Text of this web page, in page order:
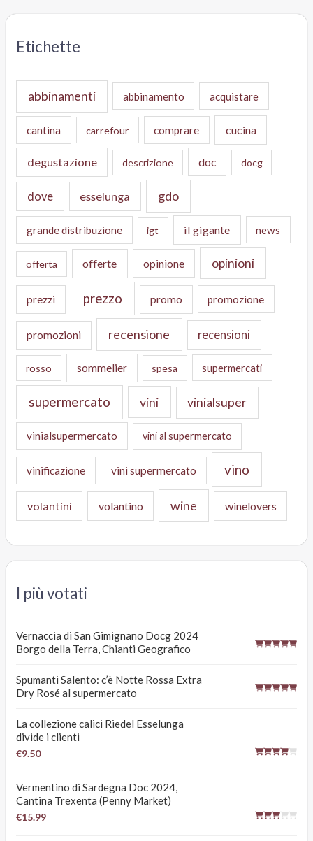
Etichette
abbinamenti abbinamento acquistare
cantina carrefour comprare cucina
degustazione descrizione doc docg
dove esselunga gdo
grande distribuzione igt il gigante news
offerta offerte opinione opinioni
prezzi prezzo promo promozione
promozioni recensione recensioni
rosso sommelier spesa supermercati
supermercato vini vinialsuper
vinialsupermercato vini al supermercato
vinificazione vini supermercato vino
volantini volantino wine winelovers
I più votati
Vernaccia di San Gimignano Docg 2024
Borgo della Terra, Chianti Geografico
Spumanti Salento: c’è Notte Rossa Extra
Dry Rosé al supermercato
La collezione calici Riedel Esselunga
divide i clienti
€9.50
Vermentino di Sardegna Doc 2024,
Cantina Trexenta (Penny Market)
€15.99